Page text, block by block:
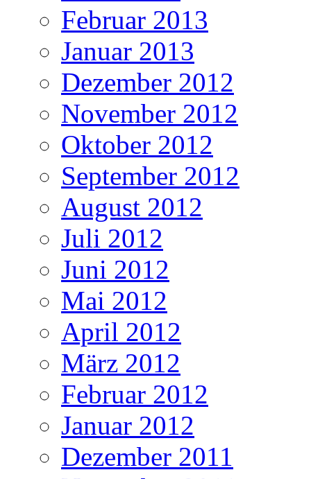
Februar 2013
Januar 2013
Dezember 2012
November 2012
Oktober 2012
September 2012
August 2012
Juli 2012
Juni 2012
Mai 2012
April 2012
März 2012
Februar 2012
Januar 2012
Dezember 2011